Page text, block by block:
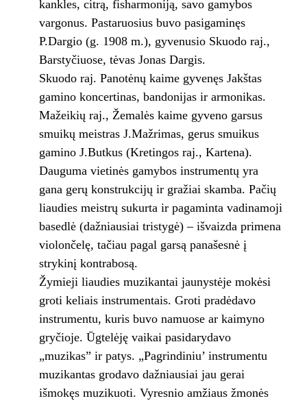
kankles, citrą, fisharmoniją, savo gamybos
vargonus. Pastaruosius buvo pasigaminęs
P.Dargio (g. 1908 m.), gyvenusio Skuodo raj.,
Barstyčiuose, tėvas Jonas Dargis.
Skuodo raj. Panotėnų kaime gyvenęs Jakštas
gamino koncertinas, bandonijas ir armonikas.
Mažeikių raj., Žemalės kaime gyveno garsus
smuikų meistras J.Mažrimas, gerus smuikus
gamino J.Butkus (Kretingos raj., Kartena).
Dauguma vietinės gamybos instrumentų yra
gana gerų konstrukcijų ir gražiai skamba. Pačių
liaudies meistrų sukurta ir pagaminta vadinamoji
basedlė (dažniausiai tristygė) – išvaizda primena
violončelę, tačiau pagal garsą panašesnė į
strykinį kontrabosą.
Žymieji liaudies muzikantai jaunystėje mokėsi
groti keliais instrumentais. Groti pradėdavo
instrumentu, kuris buvo namuose ar kaimyno
gryčioje. Ūgtelėję vaikai pasidarydavo
„muzikas” ir patys. „Pagrindiniu’ instrumentu
muzikantas grodavo dažniausiai jau gerai
išmokęs muzikuoti. Vyresnio amžiaus žmonės